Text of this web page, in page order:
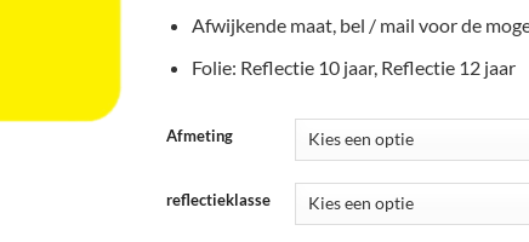
Afwijkende maat, bel / mail voor de
Folie: Reflectie 10 jaar, Reflectie 12 jaar
Afmeting
reflectieklasse